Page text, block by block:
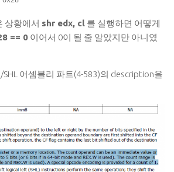
상황에서 shr edx, cl 를 실행하면 어떻게
== 0 이어서 0이 될 줄 알았지만 아니였
SHL 어셈블리 파트(4-583)의 description을